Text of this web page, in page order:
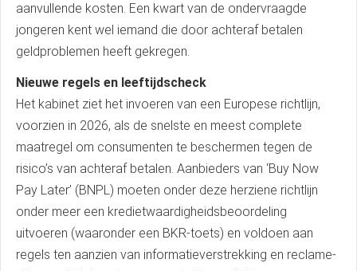
aanvullende kosten. Een kwart van de ondervraagde
jongeren kent wel iemand die door achteraf betalen
geldproblemen heeft gekregen.
Nieuwe regels en leeftijdscheck
Het kabinet ziet het invoeren van een Europese richtlijn,
voorzien in 2026, als de snelste en meest complete
maatregel om consumenten te beschermen tegen de
risico’s van achteraf betalen. Aanbieders van ‘Buy Now
Pay Later’ (BNPL) moeten onder deze herziene richtlijn
onder meer een kredietwaardigheidsbeoordeling
uitvoeren (waaronder een BKR-toets) en voldoen aan
regels ten aanzien van informatieverstrekking en reclame-